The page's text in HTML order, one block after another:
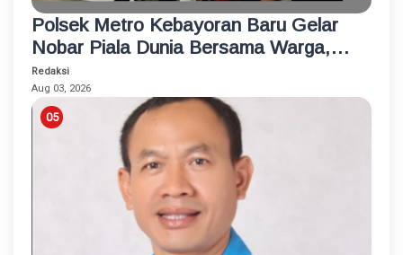
Polsek Metro Kebayoran Baru Gelar
Nobar Piala Dunia Bersama Warga,
Pererat Silaturahmi dan Jaga
Kamtibmas
Redaksi
Aug 03, 2026